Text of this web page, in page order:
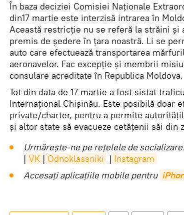
În baza deciziei Comisiei Naționale
din17 martie este interzisă intrarea în
Această restricție nu se referă la străini și
premis de ședere în țara noastră. Li se
auto care efectuează transportarea
aeronavelor. Fac excepție și membrii
consulare acreditate în Republica Moldova.
Tot din data de 17 martie a fost sistat
Internațional Chișinău. Este posibilă doar
private/charter, pentru a permite
și altor state să evacueze cetățenii săi din
Urmărește-ne pe rețelele de socializare:
| VK | Odnoklassniki | Instagram
Accesaţi aplicaţiile mobile pentru